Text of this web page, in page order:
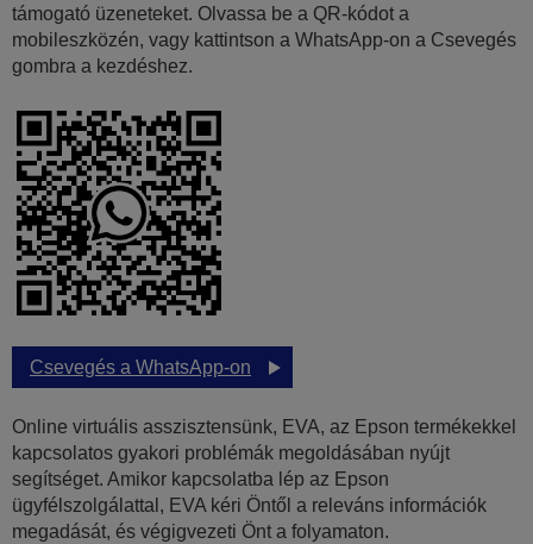
támogató üzeneteket. Olvassa be a QR-kódot a
mobileszközén, vagy kattintson a WhatsApp-on a Csevegés
gombra a kezdéshez.
Csevegés a WhatsApp-on
Online virtuális asszisztensünk, EVA, az Epson termékekkel
kapcsolatos gyakori problémák megoldásában nyújt
segítséget. Amikor kapcsolatba lép az Epson
ügyfélszolgálattal, EVA kéri Öntől a releváns információk
megadását, és végigvezeti Önt a folyamaton.